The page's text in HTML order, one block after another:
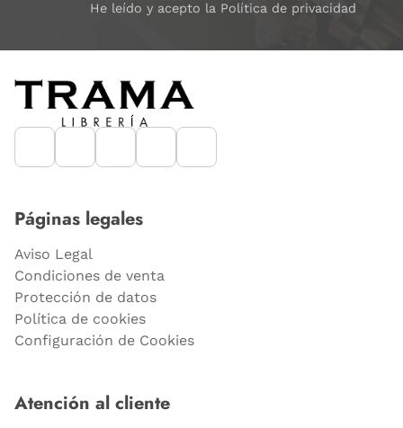
He leído y acepto la Política de privacidad
Páginas legales
Aviso Legal
Condiciones de venta
Protección de datos
Política de cookies
Configuración de Cookies
Atención al cliente